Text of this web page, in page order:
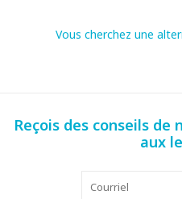
Vous cherchez une
Reçois des conseils
aux